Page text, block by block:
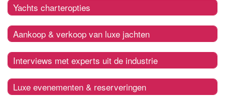
Yachts charteropties
Aankoop & verkoop van luxe jachten
Interviews met experts uit de industrie
Luxe evenementen & reserveringen